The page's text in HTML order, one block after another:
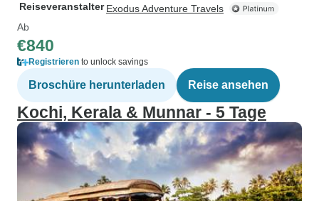
Reiseveranstalter Exodus Adventure Travels
Ab
€840
Registrieren to unlock savings
Broschüre herunterladen Reise ansehen
Kochi, Kerala & Munnar - 5 Tage